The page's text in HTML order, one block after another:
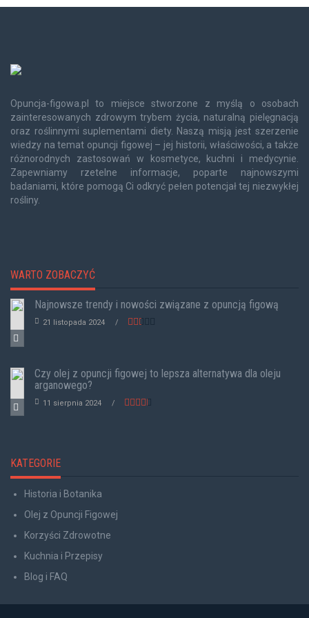
Opuncja-figowa.pl to miejsce stworzone z myślą o osobach
zainteresowanych zdrowym trybem życia, naturalną pielęgnacją
oraz roślinnymi suplementami diety. Naszą misją jest szerzenie
wiedzy na temat opuncji figowej – jej historii, właściwości, a także
różnorodnych zastosowań w kosmetyce, kuchni i medycynie.
Zapewniamy rzetelne informacje, poparte najnowszymi
badaniami, które pomogą Ci odkryć pełen potencjał tej niezwykłej
rośliny.
WARTO ZOBACZYĆ
Najnowsze trendy i nowości związane z opuncją figową
21 listopada 2024
Czy olej z opuncji figowej to lepsza alternatywa dla oleju
arganowego?
11 sierpnia 2024
KATEGORIE
Historia i Botanika
Olej z Opuncji Figowej
Korzyści Zdrowotne
Kuchnia i Przepisy
Blog i FAQ